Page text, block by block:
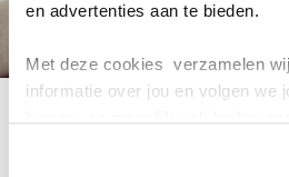
en advertenties aan te bieden.
Met deze cookies verzamelen
informatie over jou en volgen we
website en communicatie aan
POINT-R: